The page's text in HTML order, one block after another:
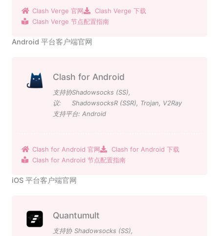
Clash Verge 官网
Clash Verge 下载
Clash Verge 节点配置指南
Android 平台客户端官网
Clash for Android
支持协
议:
Shadowsocks (SS),
ShadowsocksR (SSR), Trojan, V2Ray
支持平台: Android
Clash for Android 官网
Clash for Android 下载
Clash for Android 节点配置指南
iOS 平台客户端官网
Quantumult
支持协 Shadowsocks (SS),